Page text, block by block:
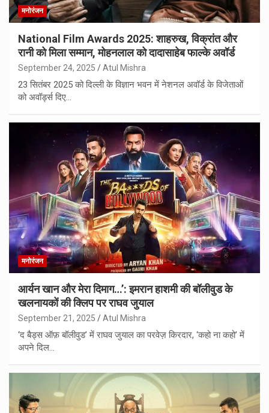
मनोरंजन
National Film Awards 2025: शाहरुख, विक्रांत और
रानी को मिला सम्मान, मोहनलाल को दादासाहेब फाल्के अवॉर्ड
September 24, 2025 Atul Mishra
23 सितंबर 2025 को दिल्ली के विज्ञान भवन में नेशनल अवॉर्ड के विजेताओं
को अवॉर्ड्स दिए…
मनोरंजन
आर्यन खान और मेरा दिमाग…’: इमरान हाशमी की बॉलीवुड के
खलनायकों की क्लिप पर राघव जुयाल
September 21, 2025 Atul Mishra
‘द बैड्स ऑफ़ बॉलीवुड’ में राघव जुयाल का परवेज़ किरदार, ‘कहो ना कहो’ में
अपने दिल…